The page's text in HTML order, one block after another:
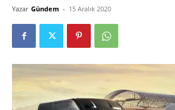
Yazar Gündem - 15 Aralık 2020